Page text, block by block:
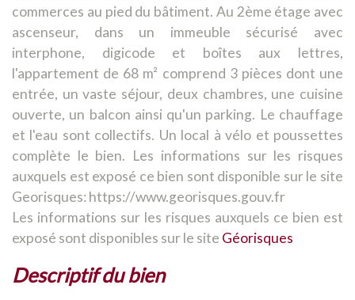
commerces au pied du bâtiment. Au 2ème étage avec
ascenseur, dans un immeuble sécurisé avec
interphone, digicode et boîtes aux lettres,
l'appartement de 68 m² comprend 3 pièces dont une
entrée, un vaste séjour, deux chambres, une cuisine
ouverte, un balcon ainsi qu'un parking. Le chauffage
et l'eau sont collectifs. Un local à vélo et poussettes
complète le bien. Les informations sur les risques
auxquels est exposé ce bien sont disponible sur le site
Georisques: https://www.georisques.gouv.fr
Les informations sur les risques auxquels ce bien est
exposé sont disponibles sur le site Géorisques
descriptif du bien